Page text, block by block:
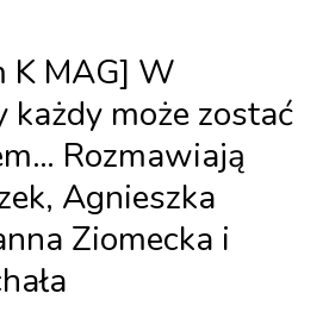
K MAG] W
każdy może zostać
Rozmawiają
Agnieszka
Ziomecka i